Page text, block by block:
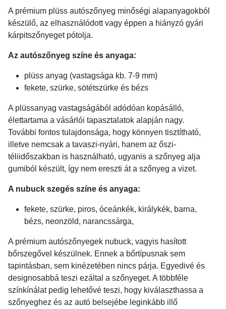
A prémium plüss autószőnyeg minőségi alapanyagokból
készülő, az elhasználódott vagy éppen a hiányzó gyári
kárpitszőnyeget pótolja.
Az autószőnyeg színe és anyaga:
plüss anyag (vastagsága kb. 7-9 mm)
fekete, szürke, sötétszürke és bézs
A plüssanyag vastagságából adódóan kopásálló,
élettartama a vásárlói tapasztalatok alapján nagy.
További fontos tulajdonsága, hogy könnyen tisztítható,
illetve nemcsak a tavaszi-nyári, hanem az őszi-
téliidőszakban is használható, ugyanis a szőnyeg alja
gumiból készült, így nem ereszti át a szőnyeg a vizet.
A nubuck szegés színe és anyaga:
fekete, szürke, piros, óceánkék, királykék, barna,
bézs, neonzöld, narancssárga,
A prémium autószőnyegek nubuck, vagyis hasított
bőrszegővel készülnek. Ennek a bőrtípusnak sem
tapintásban, sem kinézetében nincs párja. Egyedivé és
designosabbá teszi ezáltal a szőnyeget. A többféle
színkínálat pedig lehetővé teszi, hogy kiválaszthassa a
szőnyeghez és az autó belsejébe leginkább illő